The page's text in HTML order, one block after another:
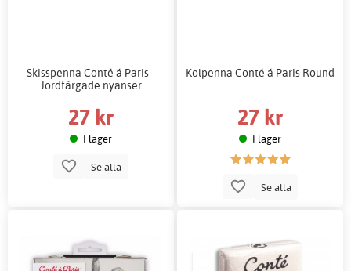
Skisspenna Conté á Paris -
Jordfärgade nyanser
27 kr
I lager
Se alla
Kolpenna Conté á Paris Round
27 kr
I lager
Se alla